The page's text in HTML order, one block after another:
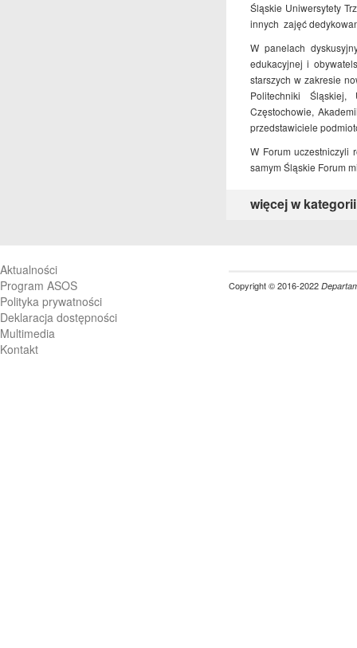
Śląskie Uniwersytety
innych zajęć
W panelach
edukacyjnej i
starszych w zakresie
Politechniki Śląskiej,
Częstochowie,
przedstawiciele
W Forum uczestniczyli
samym Śląskie Forum
więcej w
Aktualności
Program ASOS
Polityka prywatności
Deklaracja dostępności
Multimedia
Kontakt
Copyright © 2016-2022